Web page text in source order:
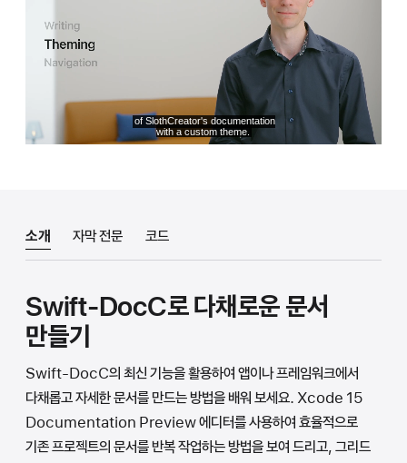
소개 자막 전문 코드
Swift-DocC로 다채로운 문서
만들기
Swift-DocC의 최신 기능을 활용하여 앱이나 프레임워크에서
다채롭고 자세한 문서를 만드는 방법을 배워 보세요. Xcode 15
Documentation Preview 에디터를 사용하여 효율적으로
기존 프로젝트의 문서를 반복 작업하는 방법을 보여 드리고, 그리드